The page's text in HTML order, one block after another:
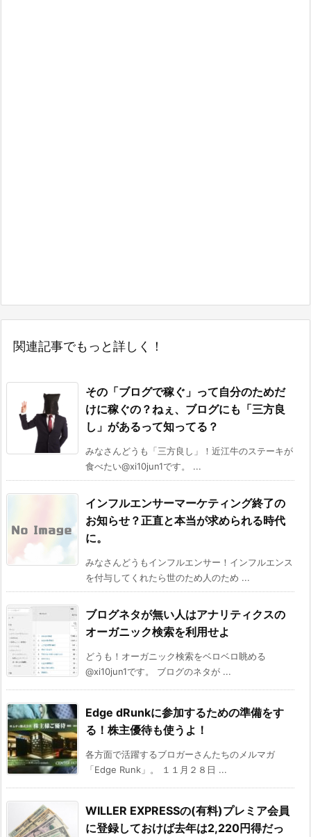
関連記事でもっと詳しく！
その「ブログで稼ぐ」って自分のためだ
けに稼ぐの？ねぇ、ブログにも「三方良
し」があるって知ってる？
みなさんどうも「三方良し」！近江牛のステーキが
食べたい@xi10jun1です。 ...
インフルエンサーマーケティング終了の
お知らせ？正直と本当が求められる時代
に。
みなさんどうもインフルエンサー！インフルエンス
を付与してくれたら世のため人のため ...
ブログネタが無い人はアナリティクスの
オーガニック検索を利用せよ
どうも！オーガニック検索をベロベロ眺める
@xi10jun1です。 ブログのネタが ...
Edge dRunkに参加するための準備をす
る！株主優待も使うよ！
各方面で活躍するブロガーさんたちのメルマガ
「Edge Runk」。 １１月２８日 ...
WILLER EXPRESSの(有料)プレミア会員
に登録しておけば去年は2,220円得だっ